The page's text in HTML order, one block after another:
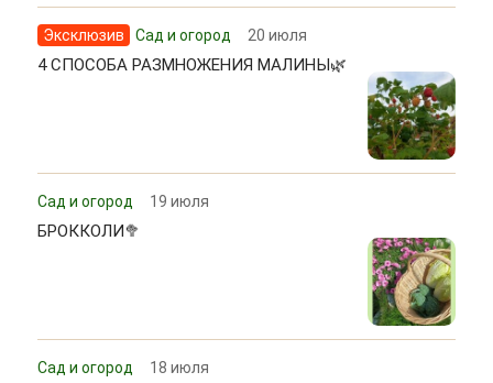
Эксклюзив Сад и огород 20 июля
4 СПОСОБА РАЗМНОЖЕНИЯ МАЛИНЫ🌿
Сад и огород 19 июля
БРОККОЛИ🥦
Сад и огород 18 июля